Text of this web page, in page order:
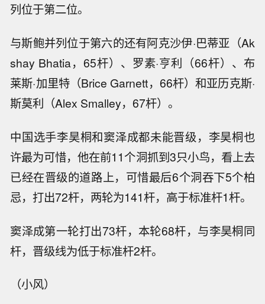
列位于第二位。
与斯鲍并列位于第六的还有阿克沙伊·巴蒂亚（Ak
shay Bhatia，65杆）、罗素·亨利（66杆）、布
莱斯·加里特（Brice Garnett，66杆）和亚历克斯·
斯莫利（Alex Smalley，67杆）。
中国选手李昊桐和窦泽成都未能晋级，李昊桐也
许最为可惜，他在前11个洞抓到3只小鸟，看上去
已经在晋级的道路上，可惜最后6个洞吞下5个柏
忌，打出72杆，两轮为141杆，高于标准杆1杆。
窦泽成第一轮打出73杆，本轮68杆，与李昊桐同
杆，晋级线为低于标准杆2杆。
（小风）